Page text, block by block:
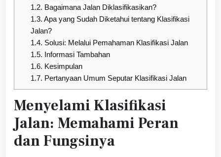
1.2. Bagaimana Jalan Diklasifikasikan?
1.3. Apa yang Sudah Diketahui tentang Klasifikasi
Jalan?
1.4. Solusi: Melalui Pemahaman Klasifikasi Jalan
1.5. Informasi Tambahan
1.6. Kesimpulan
1.7. Pertanyaan Umum Seputar Klasifikasi Jalan
Menyelami Klasifikasi
Jalan: Memahami Peran
dan Fungsinya